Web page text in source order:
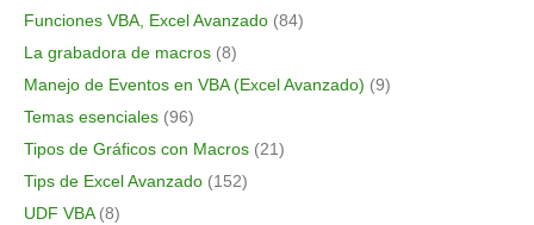
Funciones VBA, Excel Avanzado (84)
La grabadora de macros (8)
Manejo de Eventos en VBA (Excel Avanzado) (9)
Temas esenciales (96)
Tipos de Gráficos con Macros (21)
Tips de Excel Avanzado (152)
UDF VBA(8)